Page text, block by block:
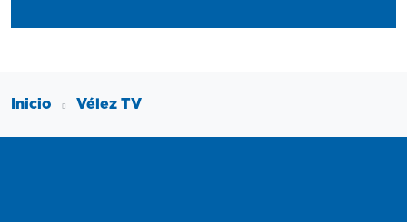
Inicio Vélez TV